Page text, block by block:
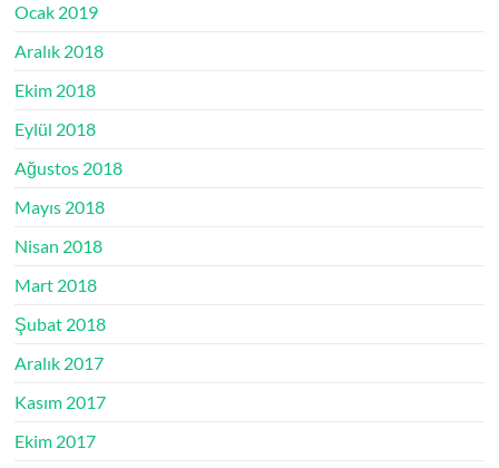
Ocak 2019
Aralık 2018
Ekim 2018
Eylül 2018
Ağustos 2018
Mayıs 2018
Nisan 2018
Mart 2018
Şubat 2018
Aralık 2017
Kasım 2017
Ekim 2017